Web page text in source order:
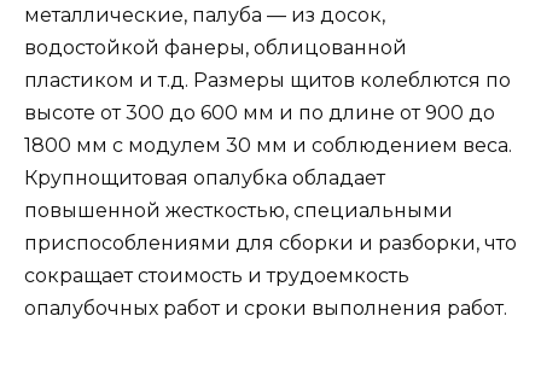
металлические, палуба — из досок,
водостойкой фанеры, облицованной
пластиком и т.д. Размеры щитов колеблются по
высоте от 300 до 600 мм и по длине от 900 до
1800 мм с модулем 30 мм и соблюдением веса.
Крупнощитовая опалубка обладает
повышенной жесткостью, специальными
приспособлениями для сборки и разборки, что
сокращает стоимость и трудоемкость
опалубочных работ и сроки выполнения работ.